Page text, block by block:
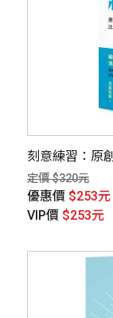
刻意練習：原
定價 $320元
優惠價 $253元
VIP價 $253元